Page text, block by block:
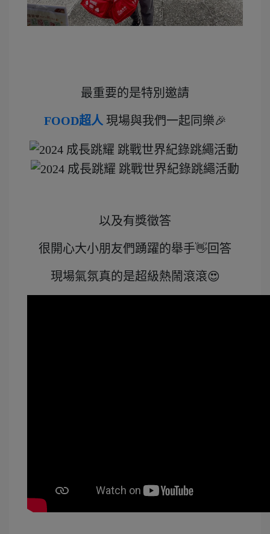
最重要的是特別邀請
FOOD超人 現場與我們一起同樂🎉
以及有獎徵答
很開心大小朋友們踴躍的舉手👋回答
現場氣氛真的是超級熱鬧滾滾😍